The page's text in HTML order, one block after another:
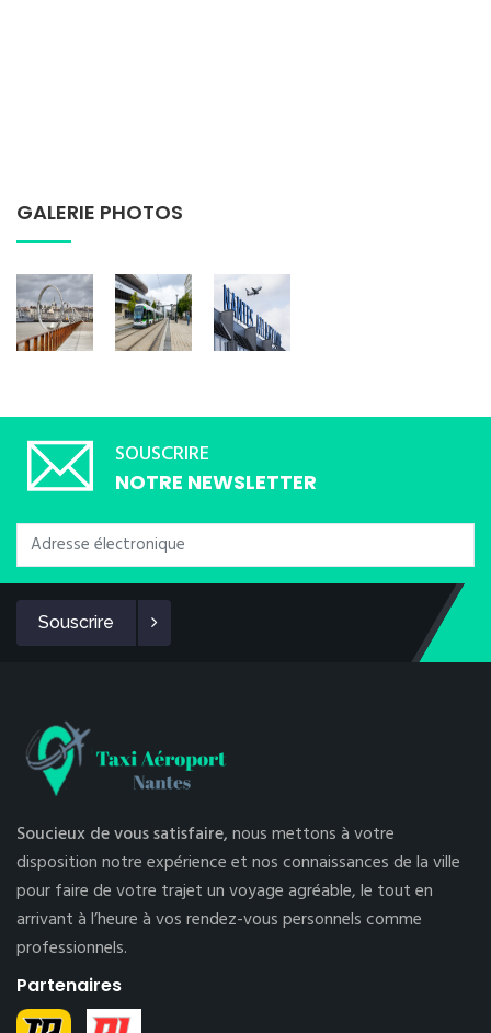
GALERIE PHOTOS
SOUSCRIRE
NOTRE NEWSLETTER
Souscrire
Soucieux de vous satisfaire,nous mettons à votre
disposition notre expérience et nos connaissances de la ville
pour faire de votre trajet un voyage agréable, le tout en
arrivant à l’heure à vos rendez-vous personnels comme
professionnels.
Partenaires